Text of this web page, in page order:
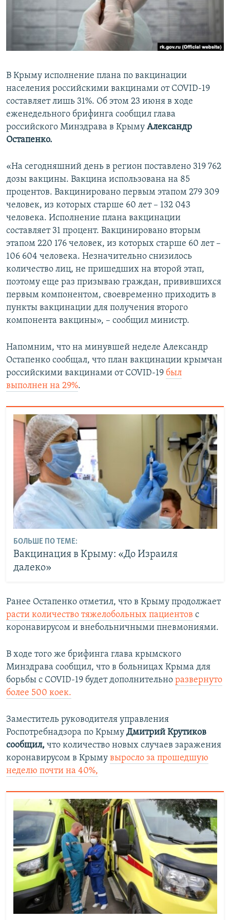
ПОБЕДИТЕЛЕЙ НЕ СУДЯТ?
КРЫМ.НЕПОКОРЕННЫЙ
ПРИСОЕДИНЯЙТЕСЬ!
Все сайты RFE/RL
В Крыму исполнение плана по вакцинации
населения российскими вакцинами от COVID-19
составляет лишь 31%. Об этом 23 июня в ходе
еженедельного брифинга сообщил глава
российского Минздрава в Крыму Александр
Остапенко.
«На сегодняшний день в регион поставлено 319 762
дозы вакцины. Вакцина использована на 85
процентов. Вакцинировано первым этапом 279 309
человек, из которых старше 60 лет – 132 043
человека. Исполнение плана вакцинации
составляет 31 процент. Вакцинировано вторым
этапом 220 176 человек, из которых старше 60 лет –
106 604 человека. Незначительно снизилось
количество лиц, не пришедших на второй этап,
поэтому еще раз призываю граждан, привившихся
первым компонентом, своевременно приходить в
пункты вакцинации для получения второго
компонента вакцины», – сообщил министр.
Напомним, что на минувшей неделе Александр
Остапенко сообщал, что план вакцинации крымчан
российскими вакцинами от COVID-19 был
выполнен на 29%.
БОЛЬШЕ ПО ТЕМЕ:
Вакцинация в Крыму: «До Израиля
далеко»
Ранее Остапенко отметил, что в Крыму продолжает
расти количество тяжелобольных пациентов с
коронавирусом и внебольничными пневмониями.
В ходе того же брифинга глава крымского
Минздрава сообщил, что в больницах Крыма для
борьбы с COVID-19 будет дополнительно развернуто
более 500 коек.
Заместитель руководителя управления
Роспотребнадзора по Крыму Дмитрий Крутиков
сообщил, что количество новых случаев заражения
коронавирусом в Крыму выросло за прошедшую
неделю почти на 40%,